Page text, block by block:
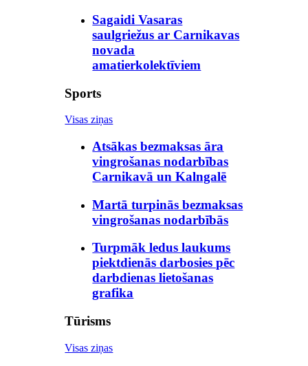
Sagaidi Vasaras
saulgriežus ar Carnikavas
novada
amatierkolektīviem
Sports
Visas ziņas
Atsākas bezmaksas āra
vingrošanas nodarbības
Carnikavā un Kalngalē
Martā turpinās bezmaksas
vingrošanas nodarbībās
Turpmāk ledus laukums
piektdienās darbosies pēc
darbdienas lietošanas
grafika
Tūrisms
Visas ziņas